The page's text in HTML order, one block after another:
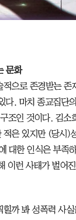
문화
적으로 존경받는 존
다. 마치 종교집단
조인 것이다. 김소
적은 있지만 (당시)
대한 인식은 부족
이런 사태가 벌어
힐까 봐 성폭력 사